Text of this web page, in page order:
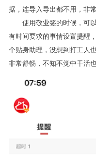
据，连导入导出都不用，非常
使用敬业签的时候，可
有时间要求的事情设置提醒
个贴身助理，没想到打工人
非常舒畅，不知不觉中干活也